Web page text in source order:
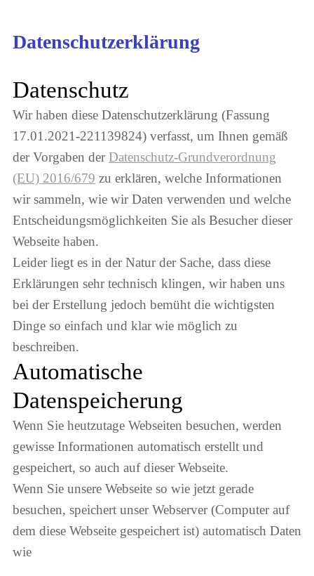
Datenschutzerklärung
Datenschutz
Wir haben diese Datenschutzerklärung (Fassung
17.01.2021-221139824) verfasst, um Ihnen gemäß
der Vorgaben derDatenschutz-Grundverordnung
(EU) 2016/679 zu erklären, welche Informationen
wir sammeln, wie wir Daten verwenden und welche
Entscheidungsmöglichkeiten Sie als Besucher dieser
Webseite haben.
Leider liegt es in der Natur der Sache, dass diese
Erklärungen sehr technisch klingen, wir haben uns
bei der Erstellung jedoch bemüht die wichtigsten
Dinge so einfach und klar wie möglich zu
beschreiben.
Automatische
Datenspeicherung
Wenn Sie heutzutage Webseiten besuchen, werden
gewisse Informationen automatisch erstellt und
gespeichert, so auch auf dieser Webseite.
Wenn Sie unsere Webseite so wie jetzt gerade
besuchen, speichert unser Webserver (Computer auf
dem diese Webseite gespeichert ist) automatisch Daten
wie